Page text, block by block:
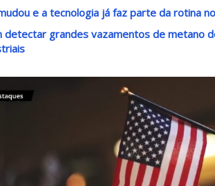
e a tecnologia já faz parte da rotina
detectar grandes vazamentos de metano